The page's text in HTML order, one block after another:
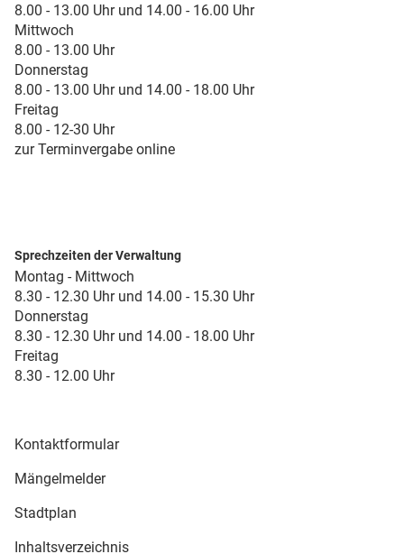
8.00 - 13.00 Uhr und 14.00 - 16.00 Uhr
Mittwoch
8.00 - 13.00 Uhr
Donnerstag
8.00 - 13.00 Uhr und 14.00 - 18.00 Uhr
Freitag
8.00 - 12-30 Uhr
zur Terminvergabe online
Sprechzeiten der Verwaltung
Montag - Mittwoch
8.30 - 12.30 Uhr und 14.00 - 15.30 Uhr
Donnerstag
8.30 - 12.30 Uhr und 14.00 - 18.00 Uhr
Freitag
8.30 - 12.00 Uhr
Kontaktformular
Mängelmelder
Stadtplan
Inhaltsverzeichnis